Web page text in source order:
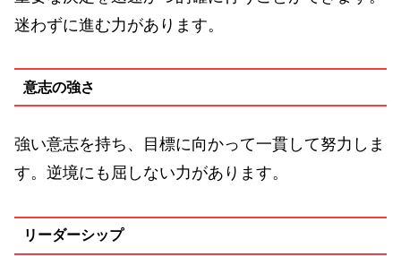
迷わずに進む力があります。
意志の強さ
強い意志を持ち、目標に向かって一貫して努力しま
す。逆境にも屈しない力があります。
リーダーシップ